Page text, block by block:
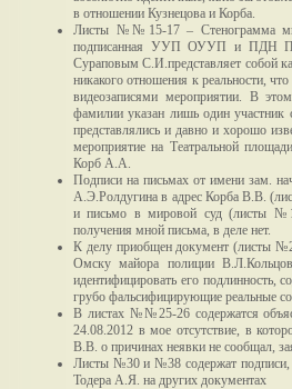
в отношении Кузнецова и Корба.
Листы №№15-17 – Стенограмма
подписанная УУП ОУУП и ПДН
Сураповым С.И.представляет собой
никакого отношения к реальности,
видеозаписями мероприятии. В
фамилии указан лишь один
представлялись и давно и хорошо
мероприятие на Театральной
Корб А.А.
Подписи на письмах от имени зам.
А.Э.Ролдугина в адрес Корба В.В.
и письмо в мировой суд (листы
получения мной письма, в деле нет.
К делу приобщен документ (листы
Омску майора полиции
идентифицировать его подлинность,
грубо фальсифицирующие реальные
В листах №№25-26 содержатся
24.08.2012 в мое отсутствие, в
В.В. о причинах неявки не сообщал,
Листы №30 и №38 содержат подписи,
Тодера А.Я. на других документах